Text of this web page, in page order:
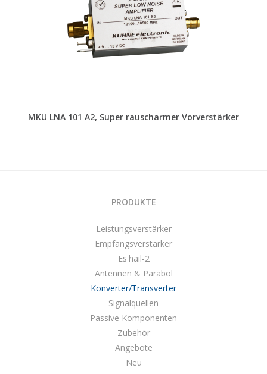
MKU LNA 101 A2, Super rauscharmer Vorverstärker
PRODUKTE
Leistungsverstärker
Empfangsverstärker
Es'hail-2
Antennen & Parabol
Konverter/Transverter
Signalquellen
Passive Komponenten
Zubehör
Angebote
Neu